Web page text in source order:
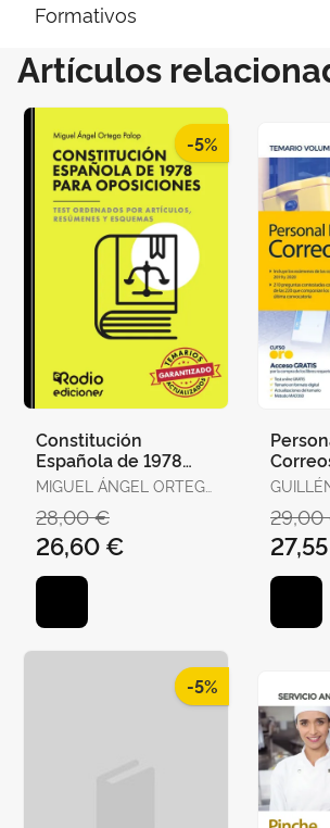
Formativos
Artículos
-5%
Constitución
Española de 1978
para Oposiciones.
Test Ordenados por
Artículos, Re
MIGUEL ÁNGEL ORTEGA
28,00 €
26,60 €
DE
-5%